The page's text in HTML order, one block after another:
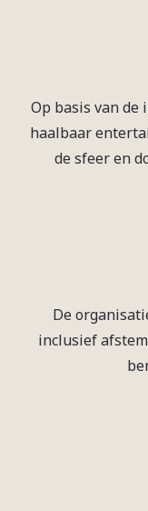
Op basis van de
haalbaar
de sfeer en
De
inclusief